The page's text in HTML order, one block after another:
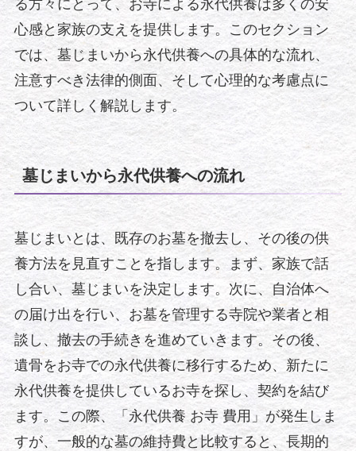
る方々にとって、お寺による永代供養は多くの安
心感と家族の支えを提供します。このセクション
では、墓じまいから永代供養への具体的な流れ、
注意すべき法律的側面、そして心理的な考慮点に
ついて詳しく解説します。
墓じまいから永代供養への流れ
墓じまいとは、既存のお墓を撤去し、その後の供
養方法を見直すことを指します。まず、家族で話
し合い、墓じまいを決定します。次に、自治体へ
の届け出を行い、お墓を管理する寺院や業者と相
談し、撤去の手続きを進めていきます。その後、
遺骨をお寺での永代供養に移行するため、新たに
永代供養を提供しているお寺を探し、契約を結び
ます。この際、「永代供養 お寺 費用」が発生しま
すが、一般的な墓の維持費と比較すると、長期的